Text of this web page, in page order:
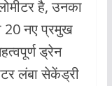
है, उनका
20 नए प्रमुख
ड्रेन
लंबा सेकेंड्री